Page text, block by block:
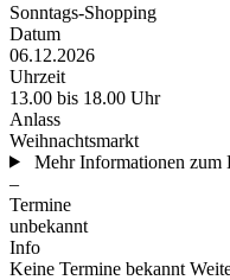
Sonntags-Shopping
Datum
06.12.2026
Uhrzeit
13.00 bis 18.00 Uhr
Anlass
Weihnachtsmarkt
Mehr Informationen zum
–
Termine
unbekannt
Info
Keine Termine bekannt